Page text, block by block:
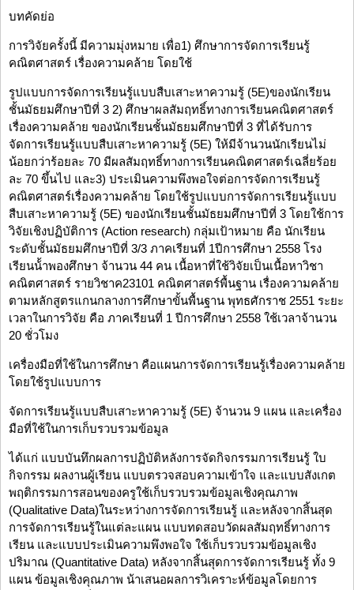
บทคัดย่อ
การวิจัยครั้งนี้ มีความมุ่งหมาย เพื่อ1) ศึกษาการจัดการเรียนรู้
คณิตศาสตร์ เรื่องความคล้าย โดยใช้
รูปแบบการจัดการเรียนรู้แบบสืบเสาะหาความรู้ (5E)ของนักเรียน
ชั้นมัธยมศึกษาปีที่ 3 2) ศึกษาผลสัมฤทธิ์ทางการเรียนคณิตศาสตร์
เรื่องความคล้าย ของนักเรียนชั้นมัธยมศึกษาปีที่ 3 ที่ได้รับการ
จัดการเรียนรู้แบบสืบเสาะหาความรู้ (5E) ให้มีจ้านวนนักเรียนไม่
น้อยกว่าร้อยละ 70 มีผลสัมฤทธิ์ทางการเรียนคณิตศาสตร์เฉลี่ยร้อย
ละ 70 ขึ้นไป และ3) ประเมินความพึงพอใจต่อการจัดการเรียนรู้
คณิตศาสตร์เรื่องความคล้าย โดยใช้รูปแบบการจัดการเรียนรู้แบบ
สืบเสาะหาความรู้ (5E) ของนักเรียนชั้นมัธยมศึกษาปีที่ 3 โดยใช้การ
วิจัยเชิงปฏิบัติการ (Action research) กลุ่มเป้าหมาย คือ นักเรียน
ระดับชั้นมัธยมศึกษาปีที่ 3/3 ภาคเรียนที่ 1ปีการศึกษา 2558 โรง
เรียนน้้าพองศึกษา จ้านวน 44 คน เนื้อหาที่ใช้วิจัยเป็นเนื้อหาวิชา
คณิตศาสตร์ รายวิชาค23101 คณิตศาสตร์พื้นฐาน เรื่องความคล้าย
ตามหลักสูตรแกนกลางการศึกษาขั้นพื้นฐาน พุทธศักราช 2551 ระยะ
เวลาในการวิจัย คือ ภาคเรียนที่ 1 ปีการศึกษา 2558 ใช้เวลาจ้านวน
20 ชั่วโมง
เครื่องมือที่ใช้ในการศึกษา คือแผนการจัดการเรียนรู้เรื่องความคล้าย
โดยใช้รูปแบบการ
จัดการเรียนรู้แบบสืบเสาะหาความรู้ (5E) จ้านวน 9 แผน และเครื่อง
มือที่ใช้ในการเก็บรวบรวมข้อมูล
ได้แก่ แบบบันทึกผลการปฏิบัติหลังการจัดกิจกรรมการเรียนรู้ ใบ
กิจกรรม ผลงานผู้เรียน แบบตรวจสอบความเข้าใจ และแบบสังเกต
พฤติกรรมการสอนของครูใช้เก็บรวบรวมข้อมูลเชิงคุณภาพ
(Qualitative Data)ในระหว่างการจัดการเรียนรู้ และหลังจากสิ้นสุด
การจัดการเรียนรู้ในแต่ละแผน แบบทดสอบวัดผลสัมฤทธิ์ทางการ
เรียน และแบบประเมินความพึงพอใจ ใช้เก็บรวบรวมข้อมูลเชิง
ปริมาณ (Quantitative Data) หลังจากสิ้นสุดการจัดการเรียนรู้ ทั้ง 9
แผน ข้อมูลเชิงคุณภาพ น้าเสนอผลการวิเคราะห์ข้อมูลโดยการ